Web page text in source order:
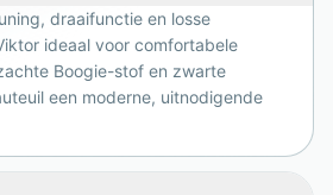
frisse uitstraling thuis.
draaifunctie en losse
ideaal voor comfortabele
Boogie-stof en zwarte
een moderne, uitnodigende